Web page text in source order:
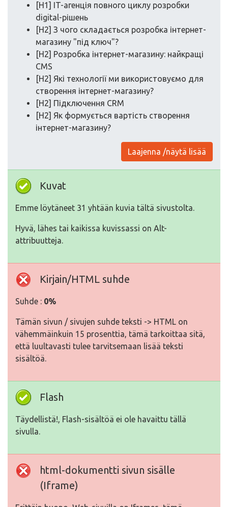
[H1] IT-агенція повного циклу розробки
digital-рішень
[H2] З чого складається розробка інтернет-
магазину "під ключ"?
[H2] Розробка інтернет-магазину: найкращі
CMS
[H2] Які технології ми використовуємо для
створення інтернет-магазину?
[H2] Підключення CRM
[H2] Як формується вартість створення
інтернет-магазину?
Laajenna /näytä lisää
Kuvat
Emme löytäneet 31 yhtään kuvia tältä sivustolta.
Hyvä, lähes tai kaikissa kuvissassi on Alt-
attribuutteja.
Kirjain/HTML suhde
Suhde : 0%
Tämän sivun / sivujen suhde teksti -> HTML on
vähemmäinkuin 15 prosenttia, tämä tarkoittaa sitä,
että luultavasti tulee tarvitsemaan lisää teksti
sisältöä.
Flash
Täydellistä!, Flash-sisältöä ei ole havaittu tällä
sivulla.
html-dokumentti sivun sisälle
(Iframe)